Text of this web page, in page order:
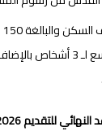
100 دولار لغرفة تتسع لـ
للتقديم 7/6/2026.